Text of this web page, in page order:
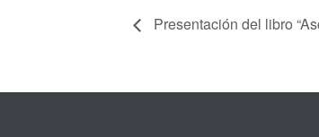
Presentación del libro